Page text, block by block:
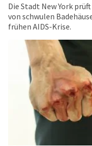
Die Stadt New York
von schwulen
frühen AIDS-Krise.